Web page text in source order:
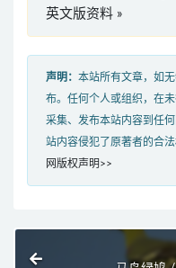
英文版资料 »
声明： 本站所有文章，如
布。任何个人或组织，在
采集、发布本站内容到任
站内容侵犯了原著者的合
网版权声明>>